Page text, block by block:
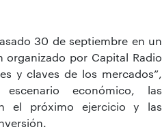
30 de septiembre en un
organizado por Capital Radio
y claves de los mercados”,
económico, las
el próximo ejercicio y las